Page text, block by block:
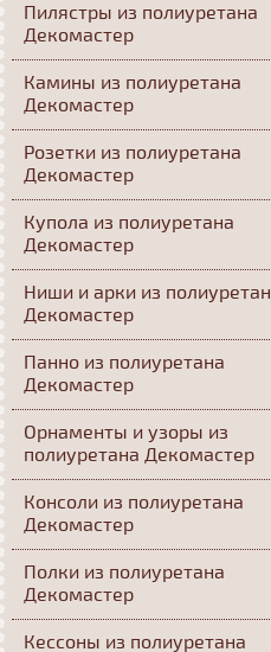
Пилястры из полиуретана
Декомастер
Камины из полиуретана
Декомастер
Розетки из полиуретана
Декомастер
Купола из полиуретана
Декомастер
Ниши и арки из
Декомастер
Панно из полиуретана
Декомастер
Орнаменты и узоры из
полиуретана Декомастер
Консоли из полиуретана
Декомастер
Полки из полиуретана
Декомастер
Кессоны из полиуретана